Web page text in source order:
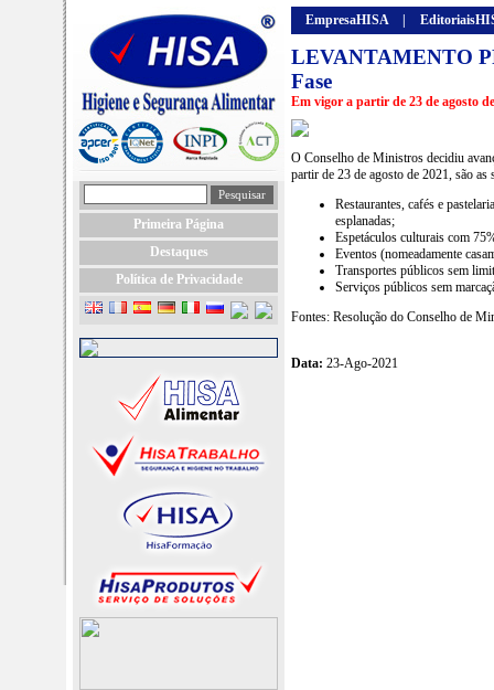
Primeira Página
Destaques
Política de Privacidade
EmpresaHISA
LEVANTAMENTO
Fase
Em vigor a partir de 23 de agosto
O Conselho de Ministros decidiu
partir de 23 de agosto de 2021, são as
Restaurantes, cafés e
esplanadas;
Espetáculos culturais com
Eventos (nomeadamente
Transportes públicos sem
Serviços públicos sem
Fontes: Resolução do Conselho de
Data: 23-Ago-2021